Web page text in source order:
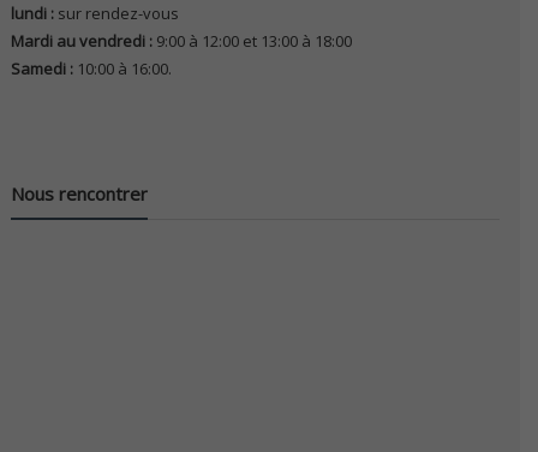
lundi : sur rendez-vous
Mardi au vendredi : 9:00 à 12:00 et 13:00 à 18:00
Samedi : 10:00 à 16:00.
Nous rencontrer